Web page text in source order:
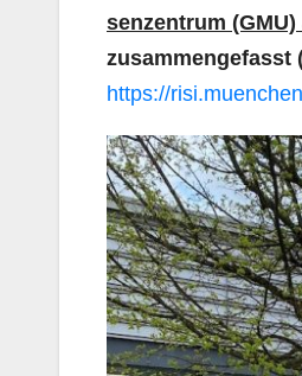
senzentrum
zusammengefasst
https://